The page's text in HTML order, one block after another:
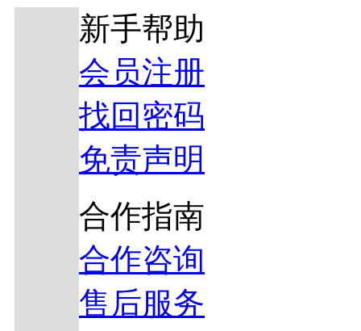
新手帮助
会员注册
找回密码
免责声明
合作指南
合作咨询
售后服务